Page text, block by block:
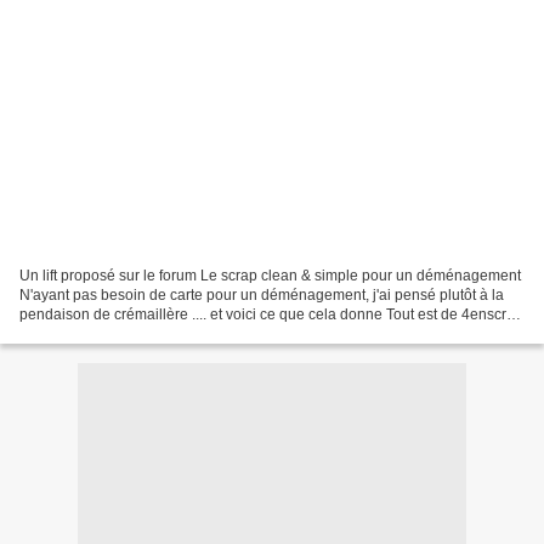
Un lift proposé sur le forum Le scrap clean & simple pour un déménagement
N'ayant pas besoin de carte pour un déménagement, j'ai pensé plutôt à la
pendaison de crémaillère .... et voici ce que cela donne Tout est de 4enscrap